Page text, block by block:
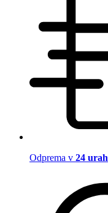
Odprema v 24 urah